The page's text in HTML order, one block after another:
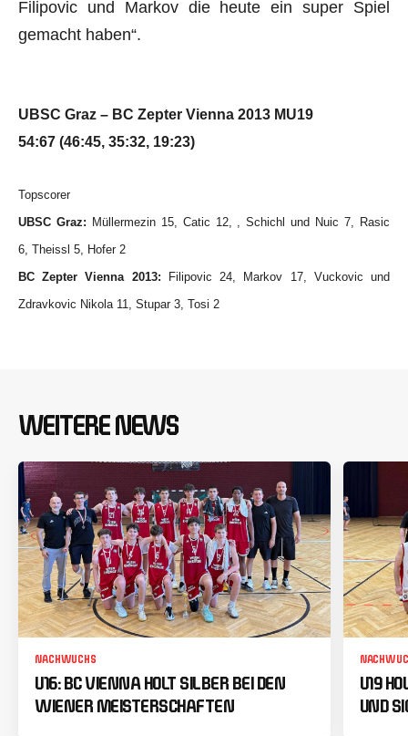
Filipovic und Markov die heute ein super Spiel
gemacht haben“.
UBSC Graz – BC Zepter Vienna 2013 MU19
54:67 (46:45, 35:32, 19:23)
Topscorer
UBSC Graz: Müllermezin 15, Catic 12, ,Schichl und Nuic 7, Rasic
6, Theissl 5, Hofer 2
BC Zepter Vienna 2013:
Filipovic 24, Markov 17, Vuckovic und
Zdravkovic Nikola 11, Stupar 3, Tosi 2
WEITERE NEWS
NACHWUCHS
U16: BC VIENNA HOLT SILBER BEI DEN
WIENER MEISTERSCHAFTEN
U19
UND